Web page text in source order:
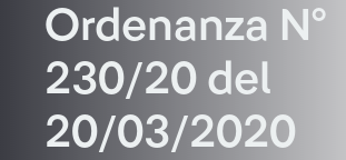
BuscarOrdenanza N°
230/20 del
20/03/2020